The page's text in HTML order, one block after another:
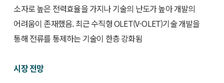
소자로 높은 전력효율을 가지나 기술의 난도가 높아 개발의
어려움이 존재했음. 최근 수직형 OLET(V-OLET)기술 개발을
통해 전류를 통제하는 기술이 한층 강화됨
시장 전망